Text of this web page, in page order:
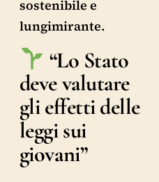
sostenibile e
lungimirante.
“Lo Stato
deve valutare
gli effetti delle
leggi sui
giovani”